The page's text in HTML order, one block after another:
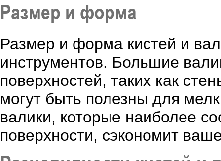
Размер и форма
Размер и форма кистей и
инструментов. Большие
поверхностей, таких как
могут быть полезны для
валики, которые наиболее
поверхности, сэкономит